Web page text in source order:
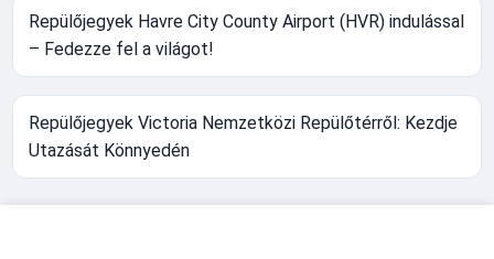
Repülőjegyek Havre City County Airport (HVR) indulással
– Fedezze fel a világot!
Repülőjegyek Victoria Nemzetközi Repülőtérről: Kezdje
Utazását Könnyedén